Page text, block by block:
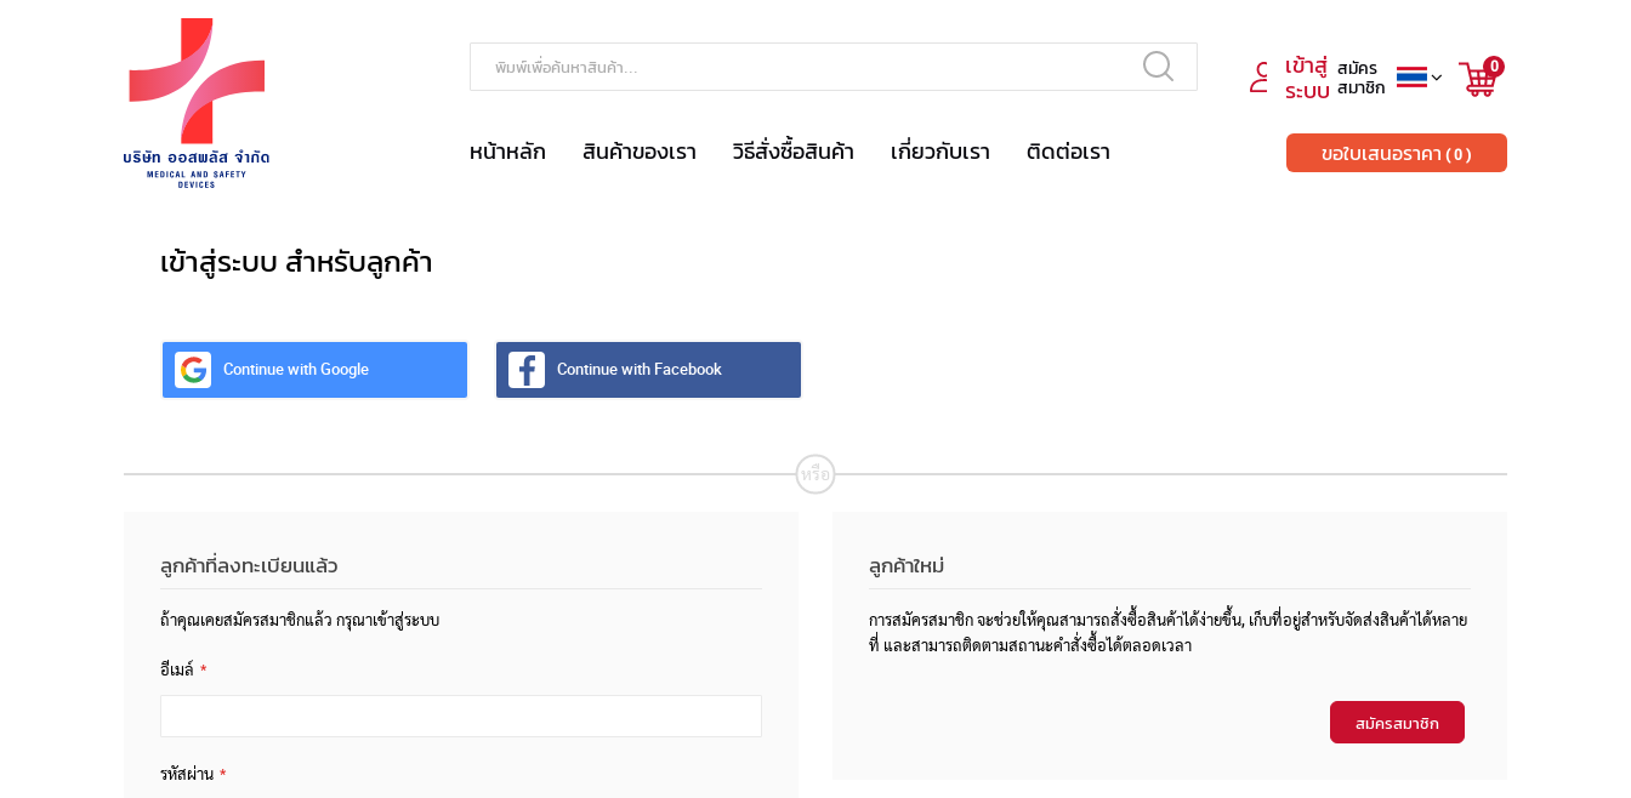
ขอใบเสนอราคา 0
เข้าสู่
ระบบ
สมัคร
สมาชิก
0
หน้าหลัก สินค้าของเรา วิธีสั่งซื้อสินค้า เกี่ยวกับเรา ติดต่อเรา
เข้าสู่ระบบ สำหรับลูกค้า
หรือ
Continue with Google Continue with Facebook
ลูกค้าที่ลงทะเบียนแล้ว
ถ้าคุณเคยสมัครสมาชิกแล้ว กรุณาเข้าสู่ระบบ
อีเมล์
รหัสผ่าน
ลูกค้าใหม่
การสมัครสมาชิก จะช่วยให้คุณสามารถสั่งซื้อสินค้าได้ง่ายขึ้น, เก็บที่อยู่สำหรับจัดส่งสินค้าได้หลาย
ที่ และสามารถติดตามสถานะคำสั่งซื้อได้ตลอดเวลา
สมัครสมาชิก